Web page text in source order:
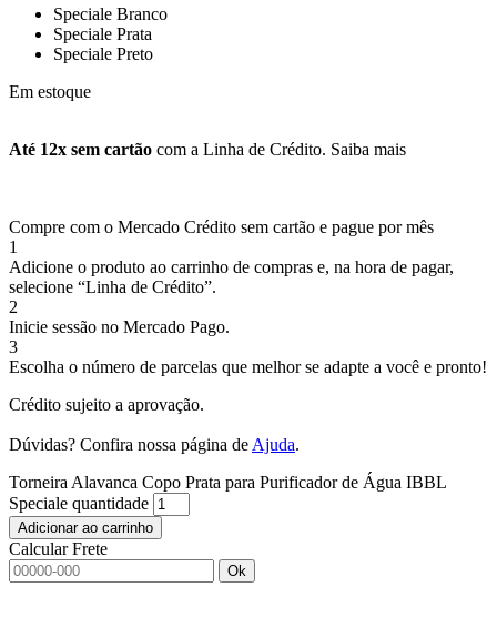
Speciale Branco
Speciale Prata
Speciale Preto
Em estoque
Até 12x sem cartão com a Linha de Crédito. Saiba mais
Compre com o Mercado Crédito sem cartão e pague por mês
1
Adicione o produto ao carrinho de compras e, na hora de pagar,
selecione “Linha de Crédito”.
2
Inicie sessão no Mercado Pago.
3
Escolha o número de parcelas que melhor se adapte a você e pronto!
Crédito sujeito a aprovação.
Dúvidas? Confira nossa página deAjuda.
Torneira Alavanca Copo Prata para Purificador de Água IBBL
Speciale quantidade
Adicionar ao carrinho
Calcular Frete
Ok